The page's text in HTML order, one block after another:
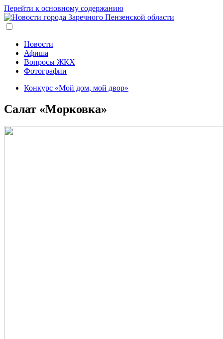
Перейти к основному содержанию
Новости
Афиша
Вопросы ЖКХ
Фотографии
Конкурс «Мой дом, мой двор»
Салат «Морковка»